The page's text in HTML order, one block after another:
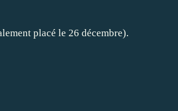
placé le 26 décembre).